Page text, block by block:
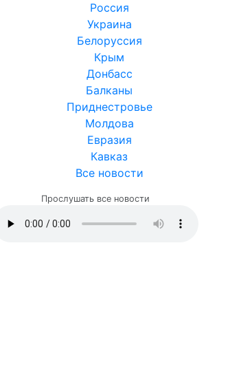
Россия
Украина
Белоруссия
Крым
Донбасс
Балканы
Приднестровье
Молдова
Евразия
Кавказ
Все новости
Прослушать все новости